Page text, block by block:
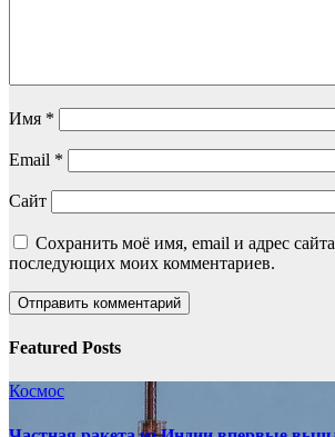
Имя *
Email *
Сайт
Сохранить моё имя, email и адрес
последующих моих комментариев.
Featured Posts
Космос